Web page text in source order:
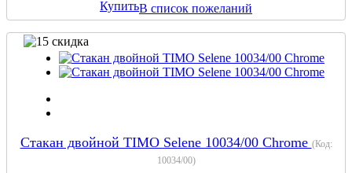
КупитьВ список пожеланий
Стакан двойной TIMO Selene 10034/00 Chrome (Код:
10034/00)